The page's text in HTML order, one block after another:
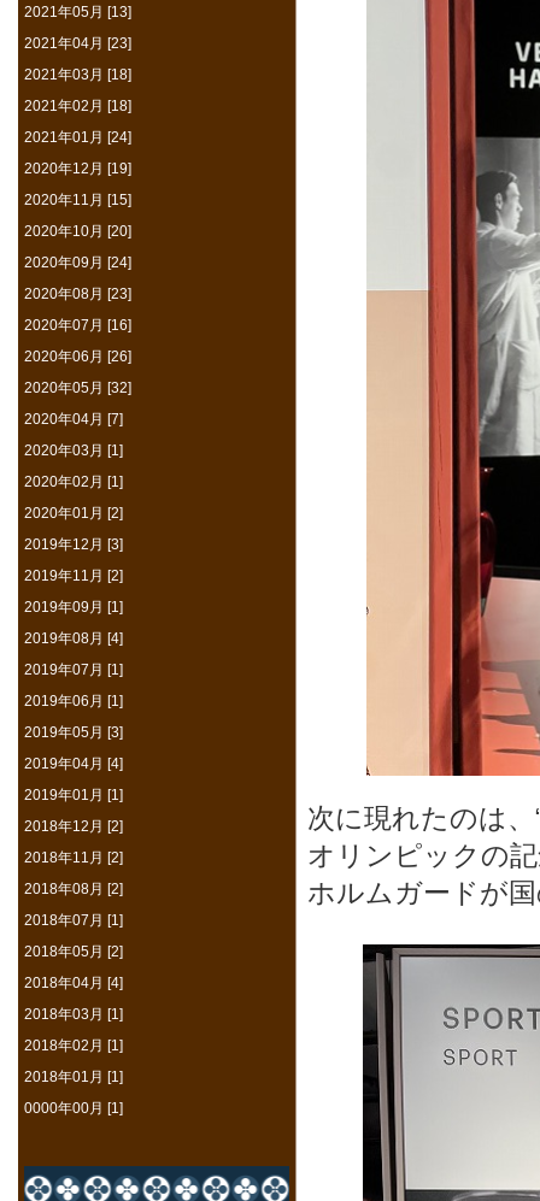
次に現れたのは、
オリンピックの
ホルムガードが
2021年05月 [13]
2021年04月 [23]
2021年03月 [18]
2021年02月 [18]
2021年01月 [24]
2020年12月 [19]
2020年11月 [15]
2020年10月 [20]
2020年09月 [24]
2020年08月 [23]
2020年07月 [16]
2020年06月 [26]
2020年05月 [32]
2020年04月 [7]
2020年03月 [1]
2020年02月 [1]
2020年01月 [2]
2019年12月 [3]
2019年11月 [2]
2019年09月 [1]
2019年08月 [4]
2019年07月 [1]
2019年06月 [1]
2019年05月 [3]
2019年04月 [4]
2019年01月 [1]
2018年12月 [2]
2018年11月 [2]
2018年08月 [2]
2018年07月 [1]
2018年05月 [2]
2018年04月 [4]
2018年03月 [1]
2018年02月 [1]
2018年01月 [1]
0000年00月 [1]